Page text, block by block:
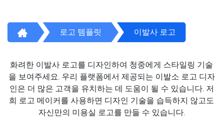
로고 템플릿 이발사 로고
화려한 이발사 로고를 디자인하여 청중에게 스타일링 기술
을 보여주세요. 우리 플랫폼에서 제공되는 이발소 로고 디자
인은 더 많은 고객을 유치하는 데 도움이 될 수 있습니다. 저
희 로고 메이커를 사용하면 디자인 기술을 습득하지 않고도
자신만의 미용실 로고를 만들 수 있습니다.